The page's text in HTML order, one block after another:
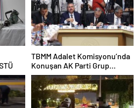
TBMM Adalet Komisyonu’nda
Konuşan AK Parti Grup
Başkanvekili Abdulhamit Gül:
“Kanun Teklifi Milletimizin
Teklifidir”